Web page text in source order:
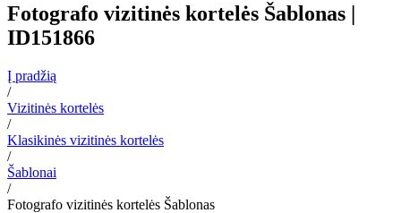
Fotografo vizitinės kortelės Šablonas |
ID151866
Į pradžią
/
Vizitinės kortelės
/
Klasikinės vizitinės kortelės
/
Šablonai
/
Fotografo vizitinės kortelės Šablonas